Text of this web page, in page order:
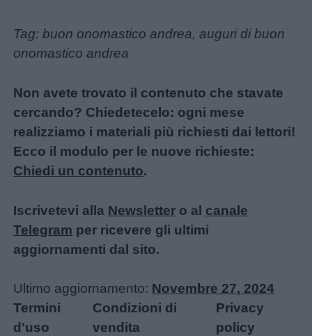
Tag: buon onomastico andrea, auguri di buon
onomastico andrea
Non avete trovato il contenuto che stavate
cercando? Chiedetecelo: ogni mese
realizziamo i materiali più richiesti dai lettori!
Ecco il modulo per le nuove richieste:
Chiedi un contenuto.
Iscrivetevi alla Newsletter o al canale
Telegram per ricevere gli ultimi
aggiornamenti dal sito.
Ultimo aggiornamento: Novembre 27, 2024
Termini
d'uso
Condizioni di
vendita
Privacy
policy